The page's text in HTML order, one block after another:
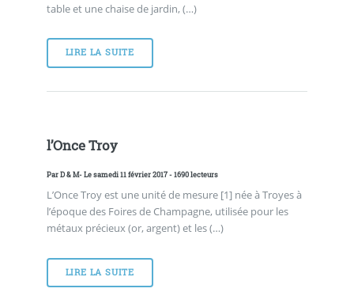
table et une chaise de jardin, (…)
LIRE LA SUITE
l’Once Troy
ParD & M- Le samedi 11 février 2017 - 1690 lecteurs
L’Once Troy est une unité de mesure [1] née à Troyes à
l’époque des Foires de Champagne, utilisée pour les
métaux précieux (or, argent) et les (…)
LIRE LA SUITE